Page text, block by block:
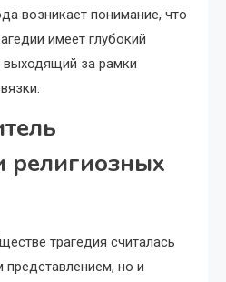
возникает понимание, что
имеет глубокий
за рамки
религиозных
трагедия считалась
представлением, но и